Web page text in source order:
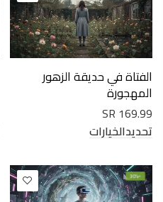
الفتاة في حديقة الزهور
المهجورة
169.99 SR
تحديدالخيارات
-30%